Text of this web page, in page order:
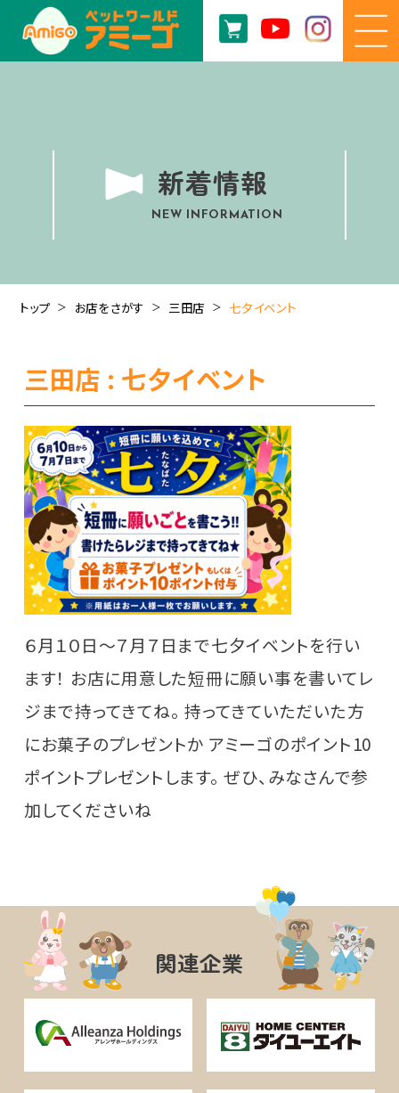
新着情報
NEW INFORMATION
トップ お店をさがす 三田店 七夕イベント
三田店 : 七夕イベント
６月１０日～７月７日まで七夕イベントを行い
ます！ お店に用意した短冊に願い事を書いてレ
ジまで持ってきてね。 持ってきていただいた方
にお菓子のプレゼントか アミーゴのポイント10
ポイントプレゼントします。 ぜひ、みなさんで参
加してくださいね
関連企業